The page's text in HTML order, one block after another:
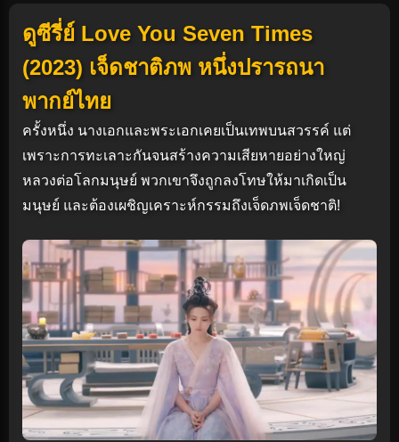
ดูซีรี่ย์ Love You Seven Times
(2023) เจ็ดชาติภพ หนึ่งปรารถนา
พากย์ไทย
ครั้งหนึ่ง นางเอกและพระเอกเคยเป็นเทพบนสวรรค์ แต่
เพราะการทะเลาะกันจนสร้างความเสียหายอย่างใหญ่
หลวงต่อโลกมนุษย์ พวกเขาจึงถูกลงโทษให้มาเกิดเป็น
มนุษย์ และต้องเผชิญเคราะห์กรรมถึงเจ็ดภพเจ็ดชาติ!